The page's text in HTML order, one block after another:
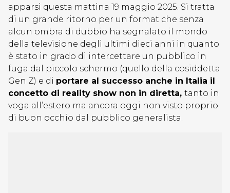
apparsi questa mattina 19 maggio 2025. Si tratta
di un grande ritorno per un format che senza
alcun ombra di dubbio ha segnalato il mondo
della televisione degli ultimi dieci anni in quanto
è stato in grado di intercettare un pubblico in
fuga dal piccolo schermo (quello della cosiddetta
Gen Z) e di portare al successo anche in Italia il
concetto di reality show non in diretta, tanto in
voga all’estero ma ancora oggi non visto proprio
di buon occhio dal pubblico generalista.